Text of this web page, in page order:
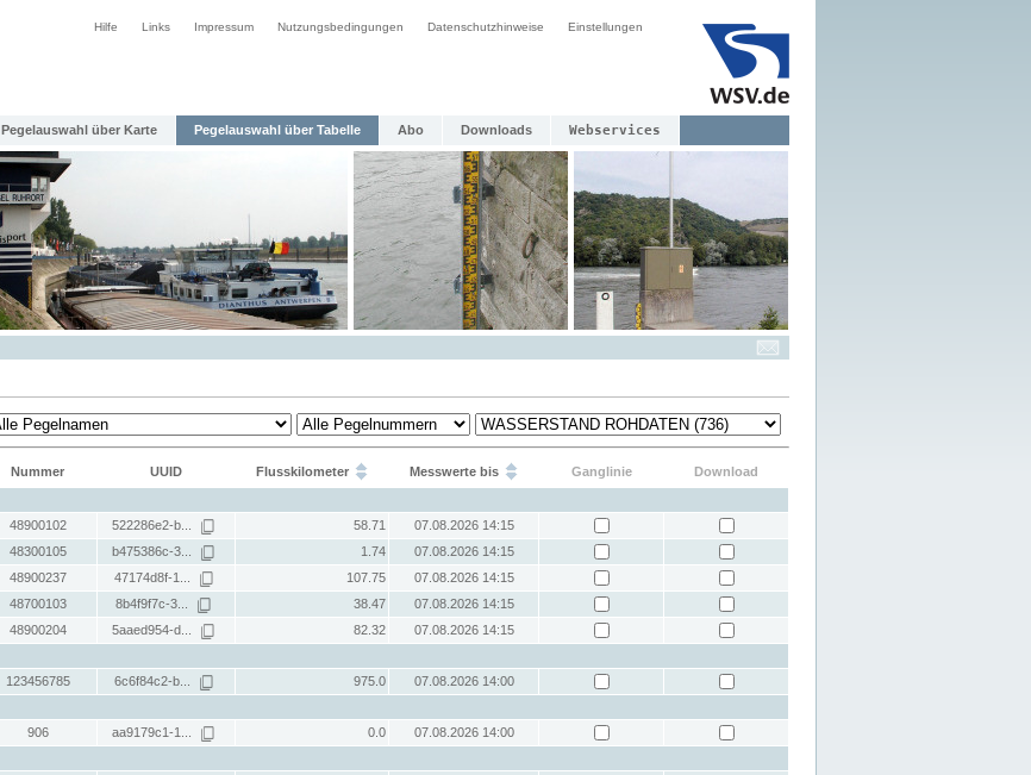
Hilfe Links Impressum Nutzungsbedingungen Datenschutzhinweise Einstellungen
Pegelauswahl über Karte Pegelauswahl über Tabelle Abo Downloads Webservices
Nummer UUID Flusskilometer Messwerte bis Ganglinie
Download
48900102 522286e2-b... 58.71
07.08.2026 14:15
48300105 b475386c-3... 1.74
07.08.2026 14:15
48900237 47174d8f-1... 107.75
07.08.2026 14:15
48700103 8b4f9f7c-3... 38.47
07.08.2026 14:15
48900204 5aaed954-d... 82.32
07.08.2026 14:15
123456785 6c6f84c2-b... 975.0
07.08.2026 14:00
906 aa9179c1-1... 0.0
07.08.2026 14:00